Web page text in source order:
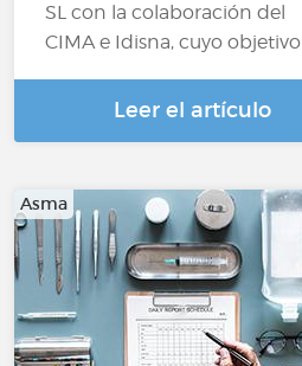
SL con la colaboración del
CIMA e Idisna, cuyo objetivo
Leer el artículo
Asma